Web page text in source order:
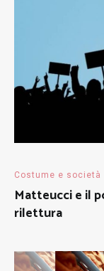
Costume e società
Matteucci e il
rilettura